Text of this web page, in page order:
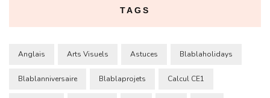
TAGS
Anglais Arts Visuels Astuces Blablaholidays
Blablanniversaire Blablaprojets Calcul CE1